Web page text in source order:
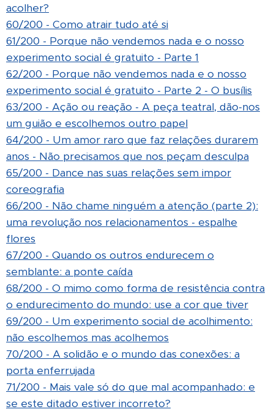
acolher?
60/200 - Como atrair tudo até si
61/200 - Porque não vendemos nada e o nosso
experimento social é gratuito - Parte 1
62/200 - Porque não vendemos nada e o nosso
experimento social é gratuito - Parte 2 - O busílis
63/200 - Ação ou reação - A peça teatral, dão-nos
um guião e escolhemos outro papel
64/200 - Um amor raro que faz relações durarem
anos - Não precisamos que nos peçam desculpa
65/200 - Dance nas suas relações sem impor
coreografia
66/200 - Não chame ninguém a atenção (parte 2):
uma revolução nos relacionamentos - espalhe
flores
67/200 - Quando os outros endurecem o
semblante: a ponte caída
68/200 - O mimo como forma de resistência contra
o endurecimento do mundo: use a cor que tiver
69/200 - Um experimento social de acolhimento:
não escolhemos mas acolhemos
70/200 - A solidão e o mundo das conexões: a
porta enferrujada
71/200 - Mais vale só do que mal acompanhado: e
se este ditado estiver incorreto?